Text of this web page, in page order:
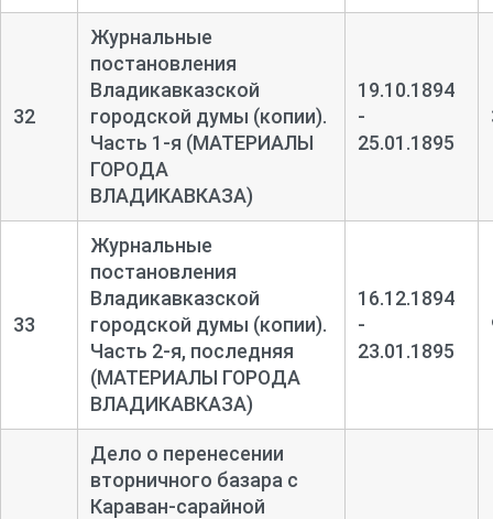
32
Журнальные
постановления
Владикавказской
городской думы (копии).
Часть 1-я (МАТЕРИАЛЫ
ГОРОДА
ВЛАДИКАВКАЗА)
19.10.1894
-
25.01.1895
33
Журнальные
постановления
Владикавказской
городской думы (копии).
Часть 2-я, последняя
(МАТЕРИАЛЫ ГОРОДА
ВЛАДИКАВКАЗА)
16.12.1894
-
23.01.1895
Дело о перенесении
вторничного базара с
Караван-сарайной